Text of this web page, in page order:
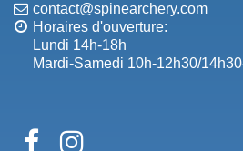
contact@spinearchery.com
Horaires d'ouverture:
Lundi 14h-18h
Mardi-Samedi 10h-12h30/